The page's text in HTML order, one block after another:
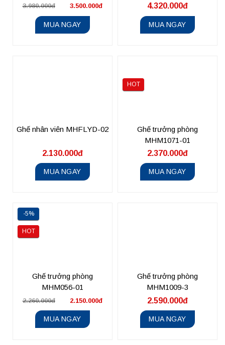
3.980.000đ 3.500.000đ
MUA NGAY
4.320.000đ
MUA NGAY
Ghế nhân viên MHFLYD-02
2.130.000đ
MUA NGAY
HOT
Ghế trưởng phòng
MHM1071-01
2.370.000đ
MUA NGAY
-5%
HOT
Ghế trưởng phòng
MHM056-01
2.260.000đ 2.150.000đ
MUA NGAY
Ghế trưởng phòng
MHM1009-3
2.590.000đ
MUA NGAY